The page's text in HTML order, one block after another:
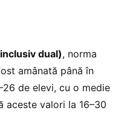
dual), norma
amânată până în
de elevi, cu o medie
aceste valori la 16–30